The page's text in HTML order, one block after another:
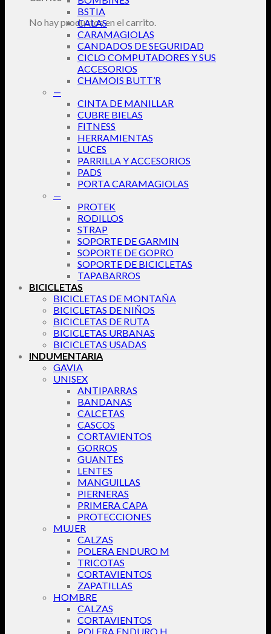
No hay productos en el carrito.
BSTIA
CALAS
CARAMAGIOLAS
CANDADOS DE SEGURIDAD
CICLO COMPUTADORES Y SUS
ACCESORIOS
CHAMOIS BUTT’R
—
CINTA DE MANILLAR
CUBRE BIELAS
FITNESS
HERRAMIENTAS
LUCES
PARRILLA Y ACCESORIOS
PADS
PORTA CARAMAGIOLAS
—
PROTEK
RODILLOS
STRAP
SOPORTE DE GARMIN
SOPORTE DE GOPRO
SOPORTE DE BICICLETAS
TAPABARROS
BICICLETAS
BICICLETAS DE MONTAÑA
BICICLETAS DE NIÑOS
BICICLETAS DE RUTA
BICICLETAS URBANAS
BICICLETAS USADAS
INDUMENTARIA
GAVIA
UNISEX
ANTIPARRAS
BANDANAS
CALCETAS
CASCOS
CORTAVIENTOS
GORROS
GUANTES
LENTES
MANGUILLAS
PIERNERAS
PRIMERA CAPA
PROTECCIONES
MUJER
CALZAS
POLERA ENDURO M
TRICOTAS
CORTAVIENTOS
ZAPATILLAS
HOMBRE
CALZAS
CORTAVIENTOS
POLERA ENDURO H